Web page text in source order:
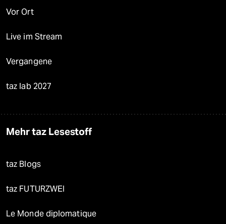
Vor Ort
Live im Stream
Vergangene
taz lab 2027
Mehr taz Lesestoff
taz Blogs
taz FUTURZWEI
Le Monde diplomatique